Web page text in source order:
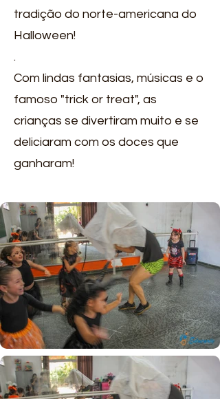
tradição do norte-americana do
Halloween!
.
Com lindas fantasias, músicas e o
famoso "trick or treat", as
crianças se divertiram muito e se
deliciaram com os doces que
ganharam!